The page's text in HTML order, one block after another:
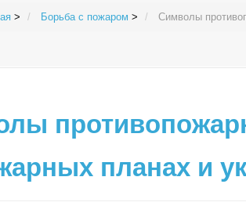
> Борьба с пожаром > Символы
планах и